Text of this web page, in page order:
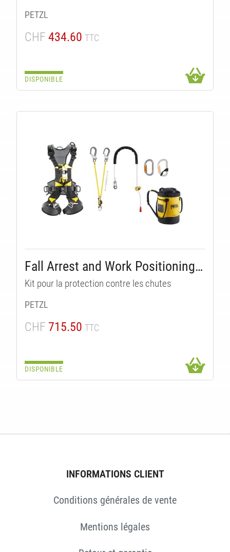
PETZL
CHF 434.60 TTC
DISPONIBLE
Fall Arrest and Work Positioning Kit
Kit pour la protection contre les chutes
PETZL
CHF 715.50 TTC
DISPONIBLE
INFORMATIONS CLIENT
Conditions générales de vente
Mentions légales